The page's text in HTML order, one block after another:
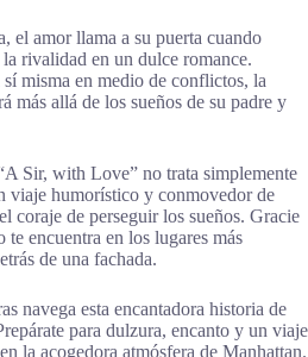
el amor llama a su puerta cuando
rivalidad en un dulce romance.
misma en medio de conflictos, la
más allá de los sueños de su padre y
Sir, with Love” no trata simplemente
viaje humorístico y conmovedor de
coraje de perseguir los sueños. Gracie
te encuentra en los lugares más
de una fachada.
navega esta encantadora historia de
para dulzura, encanto y un viaje
la acogedora atmósfera de Manhattan.